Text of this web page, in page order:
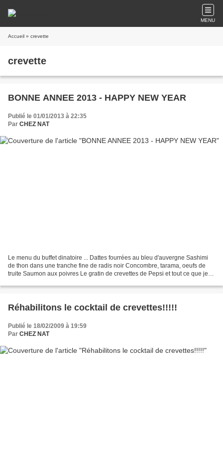
MENU
Accueil » crevette
crevette
BONNE ANNEE 2013 - HAPPY NEW YEAR
Publié le 01/01/2013 à 22:35
Par CHEZ NAT
Le menu du buffet dinatoire ... Dattes fourrées au bleu d'auvergne Sashimi
de thon dans une tranche fine de radis noir Concombre, tarama, oeufs de
truite Saumon aux poivres Le gratin de crevettes de Pepsi et tout ce que je
Réhabilitons le cocktail de crevettes!!!!!
Publié le 18/02/2009 à 19:59
Par CHEZ NAT